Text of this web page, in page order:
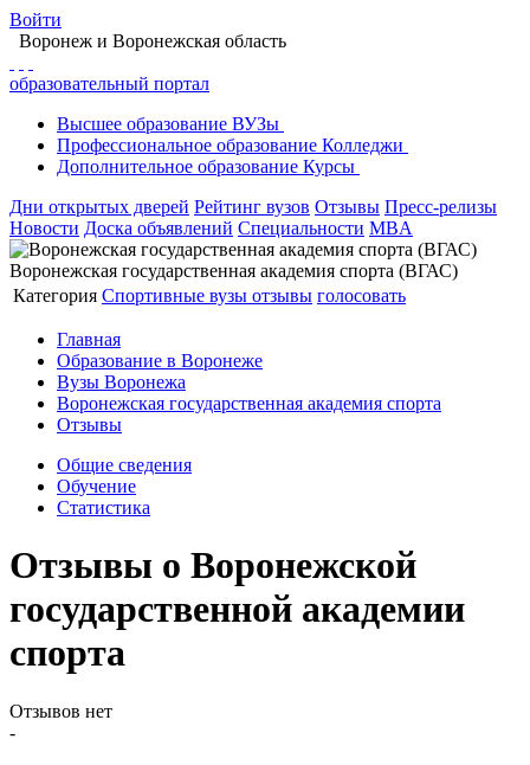
Войти
Воронеж и Воронежская область
образовательный портал
Высшее образование ВУЗы
Профессиональное образование Колледжи
Дополнительное образование Курсы
Дни открытых дверей Рейтинг вузов Отзывы Пресс-релизы
Новости Доска объявлений Специальности MBA
Воронежская государственная академия спорта (ВГАС)
Категория Спортивные вузы отзывы голосовать
Главная
Образование в Воронеже
Вузы Воронежа
Воронежская государственная академия спорта
Отзывы
Общие сведения
Обучение
Статистика
Отзывы о Воронежской
государственной академии
спорта
Отзывов нет
-